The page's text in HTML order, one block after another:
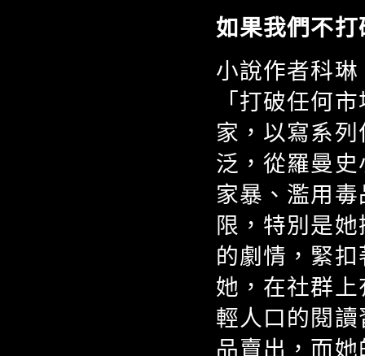
如果我們不
小說作者科琳
「打破任何
家，以寫系
泛，從羅曼
家暴、濫用
限，特別是
的劇情，緊
她，在社群
輕人口的閱
品賣出，而